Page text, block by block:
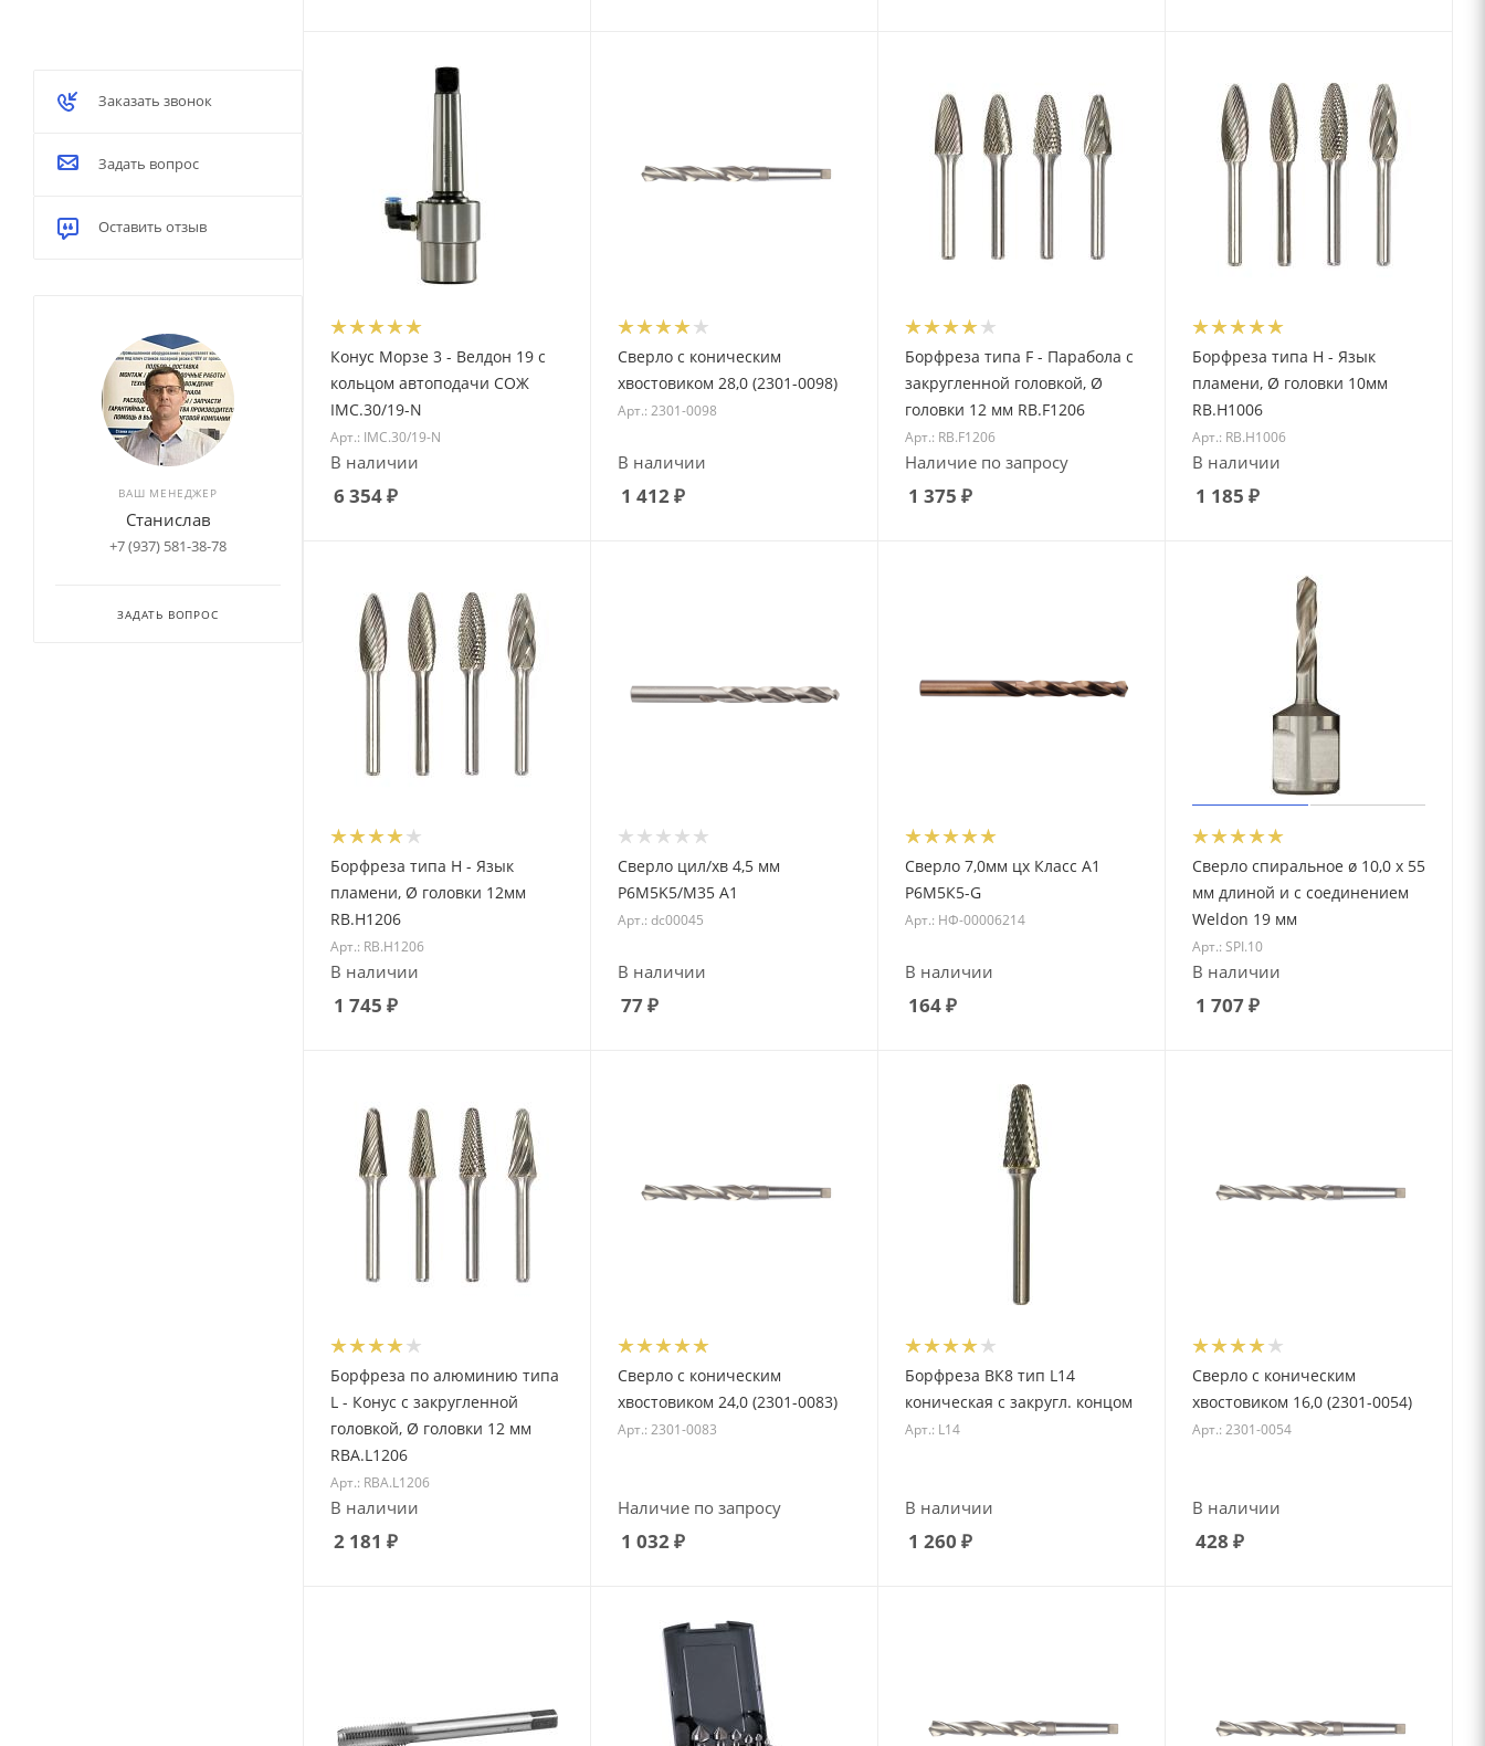
Конус Морзе 3 - Велдон 19 с
кольцом автоподачи СОЖ
IMC.30/19-N
Арт.: IMC.30/19-N
В наличии
6 354₽
Сверло с коническим
хвостовиком 28,0 (2301-0098)
Арт.: 2301-0098
В наличии
1 412₽
Борфреза типа F - Парабола с
закругленной головкой, Ø
головки 12 мм RB.F1206
Арт.: RB.F1206
Наличие по запросу
1 375 ₽
Борфреза типа H - Язык
пламени, Ø головки 10мм
RB.H1006
Арт.: RB.H1006
В наличии
1 185 ₽
Борфреза типа H - Язык
пламени, Ø головки 12мм
RB.H1206
Арт.: RB.H1206
В наличии
1 745 ₽
Сверло цил/хв 4,5 мм
P6M5K5/M35 А1
Арт.: dc00045
В наличии
77₽
Сверло 7,0мм цх Класс А1
Р6М5К5-G
Арт.: НФ-00006214
В наличии
164₽
Сверло спиральное ø 10,0 x 55
мм длиной и с соединением
Weldon 19 мм
Арт.: SPI.10
В наличии
1 707₽
Борфреза по алюминию типа
L - Конус с закругленной
головкой, Ø головки 12 мм
RBA.L1206
Арт.: RBA.L1206
В наличии
2 181 ₽
Сверло с коническим
хвостовиком 24,0 (2301-0083)
Арт.: 2301-0083
Наличие по запросу
1 032₽
Борфреза ВК8 тип L14
коническая с закругл. концом
Арт.: L14
В наличии
1 260 ₽
Сверло с коническим
хвостовиком 16,0 (2301-0054)
Арт.: 2301-0054
В наличии
428 ₽
Заказать звонок
Задать вопрос
Оставить отзыв
ВАШ МЕНЕДЖЕР
Станислав
+7 (937) 581-38-78
ЗАДАТЬ ВОПРОС